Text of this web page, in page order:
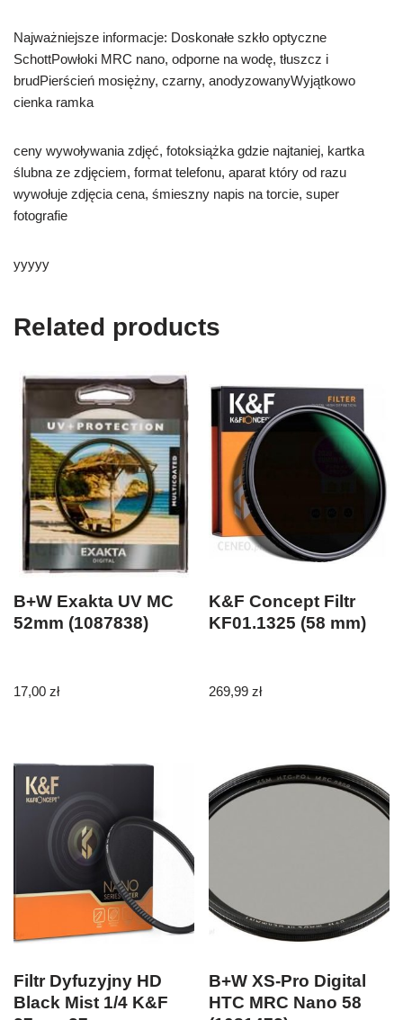
Najważniejsze informacje: Doskonałe szkło optyczne
SchottPowłoki MRC nano, odporne na wodę, tłuszcz i
brudPierścień mosiężny, czarny, anodyzowanyWyjątkowo
cienka ramka
ceny wywoływania zdjęć, fotoksiążka gdzie najtaniej, kartka
ślubna ze zdjęciem, format telefonu, aparat który od razu
wywołuje zdjęcia cena, śmieszny napis na torcie, super
fotografie
yyyyy
Related products
B+W Exakta UV MC
52mm (1087838)
17,00 zł
K&F Concept Filtr
KF01.1325 (58 mm)
269,99zł
Filtr Dyfuzyjny HD
Black Mist 1/4 K&F
B+W XS-Pro Digital
HTC MRC Nano 58